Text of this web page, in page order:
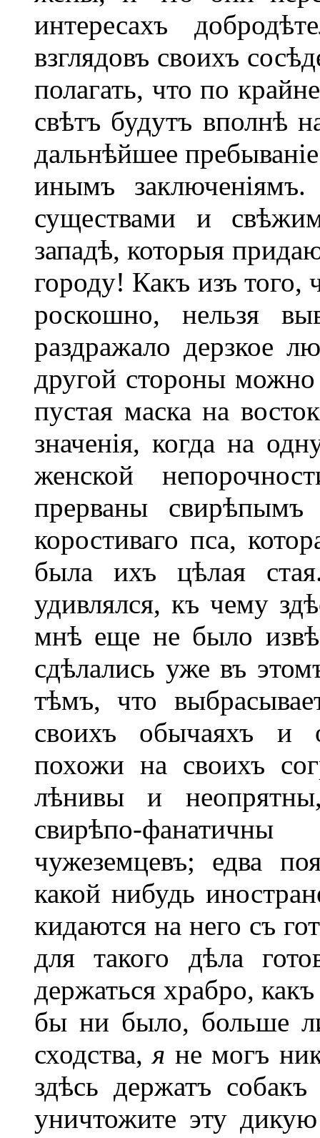
интересахъ
взглядовъ своихъ
полагать, что по
свѣтъ будутъ вполнѣ
дальнѣйшее
инымъ
существами и
западѣ, которыя
городу! Какъ изъ того,
роскошно, нельзя
раздражало дерзкое
другой стороны можно
пустая маска на
значенія, когда на
женской
прерваны
коростиваго пса,
была ихъ цѣлая
удивлялся, къ чему
мнѣ еще не было
сдѣлались уже въ
тѣмъ, что
своихъ обычаяхъ и
похожи на своихъ
лѣнивы и
свирѣпо-
чужеземцевъ; едва
какой нибудь
кидаются на него съ
для такого дѣла
держаться храбро,
бы ни было, больше
сходства,я не могъ
здѣсь держатъ
уничтожите эту